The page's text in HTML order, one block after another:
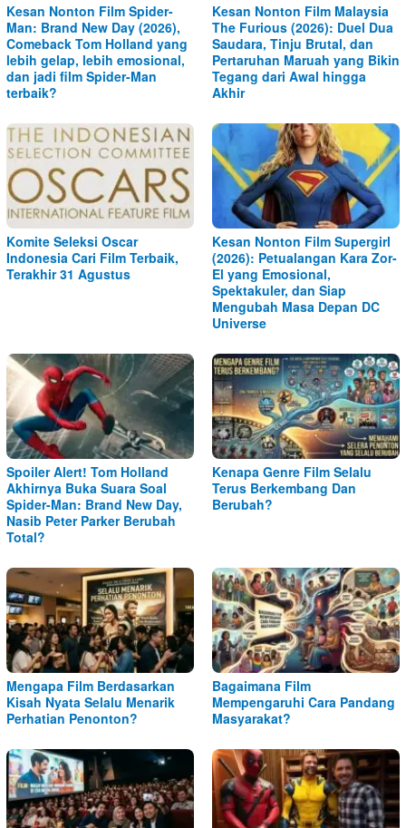
Kesan Nonton Film Spider-
Man: Brand New Day (2026),
Comeback Tom Holland yang
lebih gelap, lebih emosional,
dan jadi film Spider-Man
terbaik?
Kesan Nonton Film Malaysia
The Furious (2026): Duel Dua
Saudara, Tinju Brutal, dan
Pertaruhan Maruah yang Bikin
Tegang dari Awal hingga
Akhir
Komite Seleksi Oscar
Indonesia Cari Film Terbaik,
Terakhir 31 Agustus
Kesan Nonton Film Supergirl
(2026): Petualangan Kara Zor-
El yang Emosional,
Spektakuler, dan Siap
Mengubah Masa Depan DC
Universe
Spoiler Alert! Tom Holland
Akhirnya Buka Suara Soal
Spider-Man: Brand New Day,
Nasib Peter Parker Berubah
Total?
Kenapa Genre Film Selalu
Terus Berkembang Dan
Berubah?
Mengapa Film Berdasarkan
Kisah Nyata Selalu Menarik
Perhatian Penonton?
Bagaimana Film
Mempengaruhi Cara Pandang
Masyarakat?